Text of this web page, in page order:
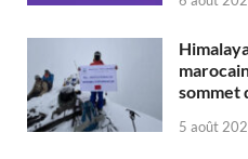
sommet
5 août